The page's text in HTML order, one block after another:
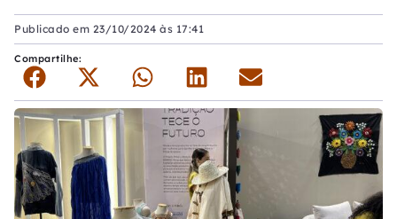
Publicado em 23/10/2024 às 17:41
Compartilhe: